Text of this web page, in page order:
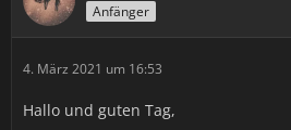
Anfänger
4. März 2021 um 16:53
Hallo und guten Tag,